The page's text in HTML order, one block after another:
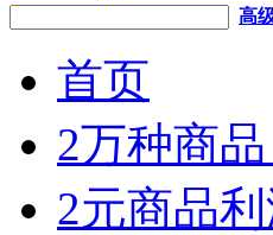
高
首页
2万种商
2元商品